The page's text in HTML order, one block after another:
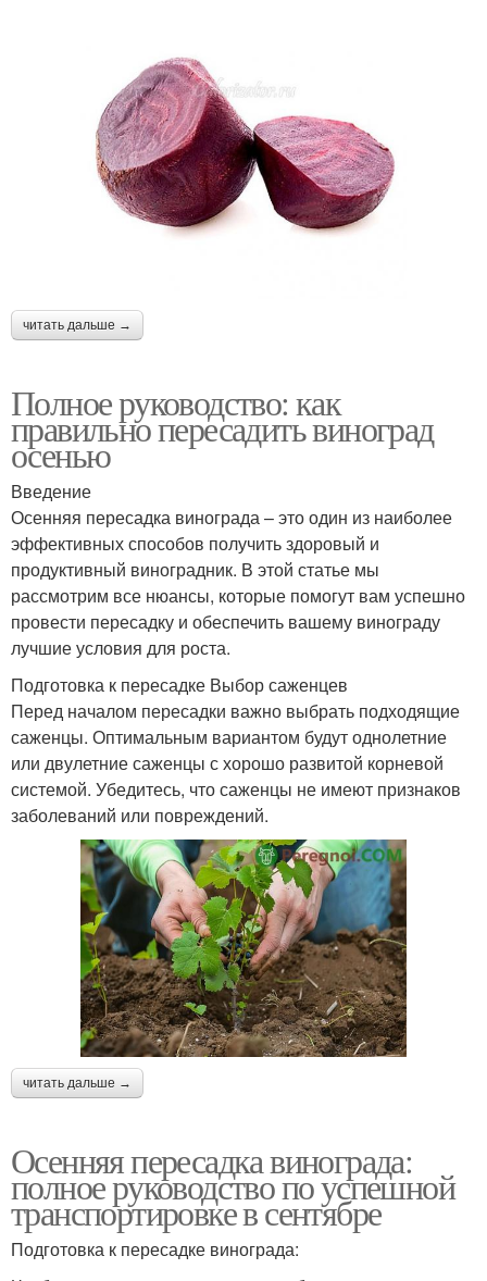
читать дальше →
Полное руководство: как
правильно пересадить виноград
осенью
Введение
Осенняя пересадка винограда – это один из наиболее
эффективных способов получить здоровый и
продуктивный виноградник. В этой статье мы
рассмотрим все нюансы, которые помогут вам успешно
провести пересадку и обеспечить вашему винограду
лучшие условия для роста.
Подготовка к пересадке Выбор саженцев
Перед началом пересадки важно выбрать подходящие
саженцы. Оптимальным вариантом будут однолетние
или двулетние саженцы с хорошо развитой корневой
системой. Убедитесь, что саженцы не имеют признаков
заболеваний или повреждений.
читать дальше →
Осенняя пересадка винограда:
полное руководство по успешной
транспортировке в сентябре
Подготовка к пересадке винограда: